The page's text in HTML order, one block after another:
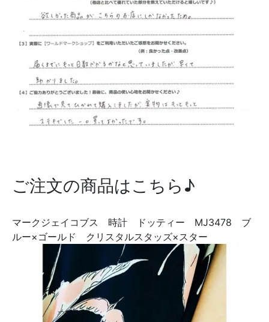
ご注文の商品はこちら♪
マークジェイコブス 時計 ドッティー MJ3478 ブ
ルー×ゴールド クリスタルスタッズ×スター